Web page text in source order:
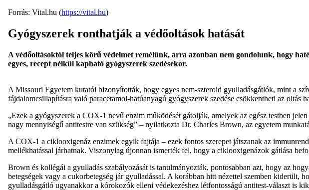
Forrás: Vital.hu (https://vital.hu)
Gyógyszerek ronthatják a védőoltások hatását
A védőoltásoktól teljes körű védelmet remélünk, arra azonban nem gondolunk, hogy
egyes, recept nélkül kapható gyógyszerek szedésekor.
A Missouri Egyetem kutatói bizonyították, hogy egyes nem-szteroid gyulladásgátlók, mint a
fájdalomcsillapításra való paracetamol-hatúanyagú gyógyszerek szedése csökkentheti az oltás
„Ezek a gyógyszerek a COX-1 nevű enzim működését gátolják, amelyek az egész testben
nagy mennyiségű antitestre van szükség” – nyilatkozta Dr. Charles Brown, az egyetem
A COX-1 a ciklooxigenáz enzimek egyik fajtája – ezek fontos szerepet játszanak az
mellékhatással járhatnak. Viszonylag újonnan ismerték fel, hogy a ciklooxigenázok gátlása
Brown és kollégái a gyulladás szabályozását is tanulmányozták, pontosabban azt, hogy az
betegségek vagy a cukorbetegség jár gyulladással. A korábban hitt nézettel szemben kiderült,
gyulladásgátló ugyanakkor a kórokozók elleni védekezéshez létfontosságú antitest-választ is